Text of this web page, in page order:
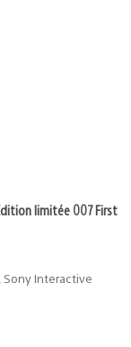
limitée 007 First
Interactive